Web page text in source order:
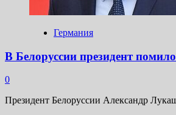
Германия
В Белоруссии президент
0
Президент Белоруссии Александр